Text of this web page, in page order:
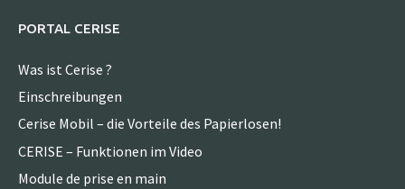
PORTAL CERISE
Was ist Cerise ?
Einschreibungen
Cerise Mobil – die Vorteile des Papierlosen!
CERISE – Funktionen im Video
Module de prise en main